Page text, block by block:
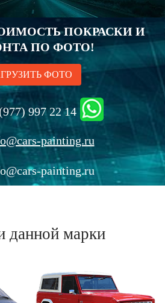
ПОКРАСКИ И
ПО ФОТО!
ФОТО
997 22 14
painting.ru
painting.ru
данной марки